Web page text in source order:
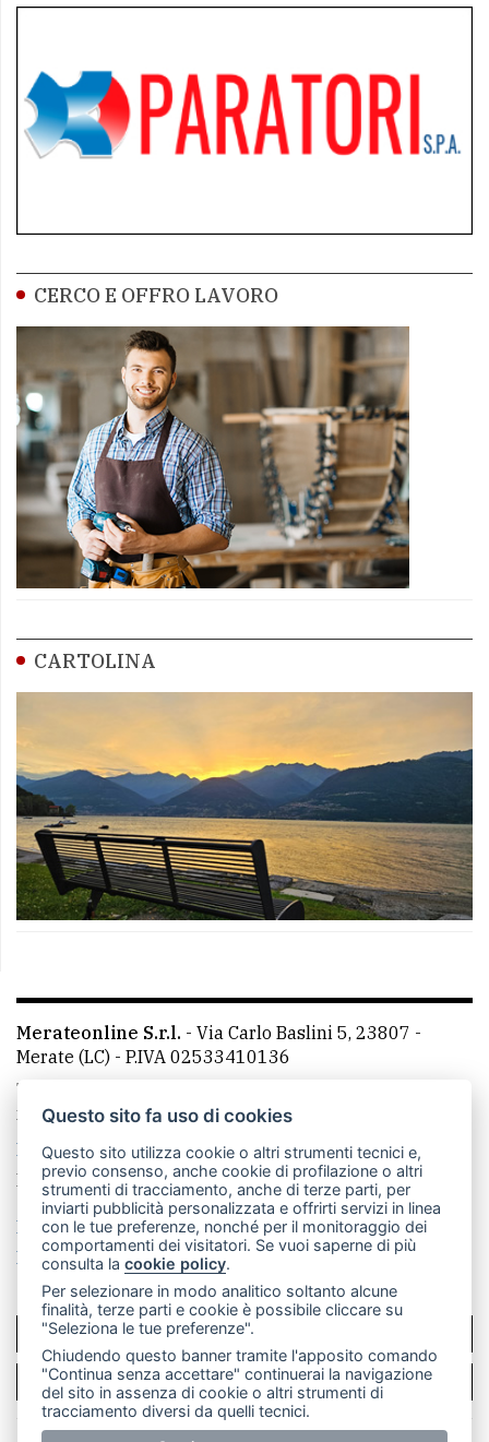
CERCO E OFFRO LAVORO
CARTOLINA
Merateonline S.r.l. - Via Carlo Baslini 5, 23807 -
Merate (LC) - P.IVA 02533410136
Telefono:
mail: redazione@leccoonline.com
La redazione
MerateOnline CasateOnline
RSS
Made by VIP
Privacy policy
Cookie policy
Rivedi le tue scelte sui cookie
SCRIVICI
PER LA TUA PUBBLICITÀ
Questo sito fa uso di cookies
Questo sito utilizza cookie o altri strumenti tecnici e,
previo consenso, anche cookie di profilazione o altri
strumenti di tracciamento, anche di terze parti, per
inviarti pubblicità personalizzata e offrirti servizi in linea
con le tue preferenze, nonché per il monitoraggio dei
comportamenti dei visitatori. Se vuoi saperne di più
consulta lacookie policy.
Per selezionare in modo analitico soltanto alcune
finalità, terze parti e cookie è possibile cliccare su
"Seleziona le tue preferenze".
Chiudendo questo banner tramite l'apposito comando
"Continua senza accettare" continuerai la navigazione
del sito in assenza di cookie o altri strumenti di
tracciamento diversi da quelli tecnici.